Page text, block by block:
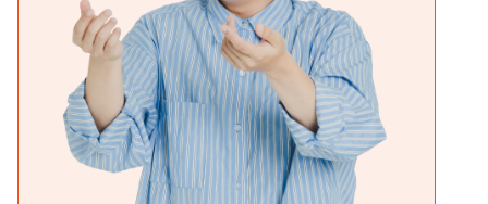
よくある質問
講師コース
スピーチ・プレゼンコース
滑舌コース
あがり症克服コース
校舎一覧
新宿校
池袋本校
池袋校
お客様の声
お問い合わせ
会社概要
プライバシーポリシー